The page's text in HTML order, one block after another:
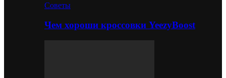
Советы
Чем хороши кроссовки YeezyBoost